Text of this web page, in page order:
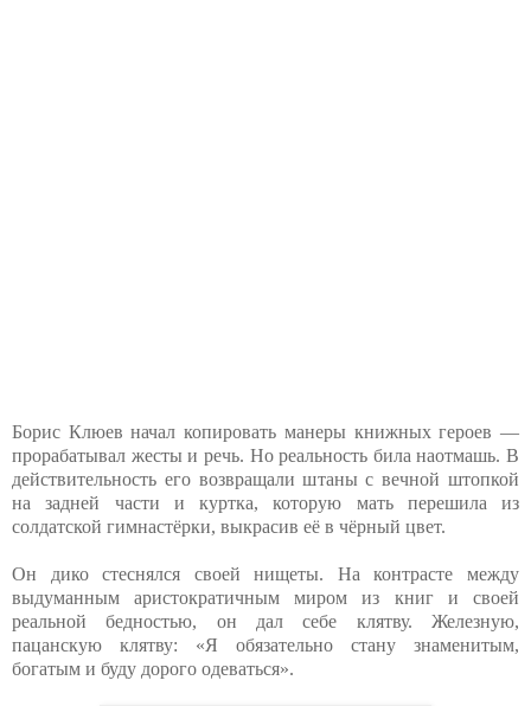
Борис Клюев начал копировать манеры книжных героев —
прорабатывал жесты и речь. Но реальность била наотмашь. В
действительность его возвращали штаны с вечной штопкой
на задней части и куртка, которую мать перешила из
солдатской гимнастёрки, выкрасив её в чёрный цвет.
Он дико стеснялся своей нищеты. На контрасте между
выдуманным аристократичным миром из книг и своей
реальной бедностью, он дал себе клятву. Железную,
пацанскую клятву: «Я обязательно стану знаменитым,
богатым и буду дорого одеваться».